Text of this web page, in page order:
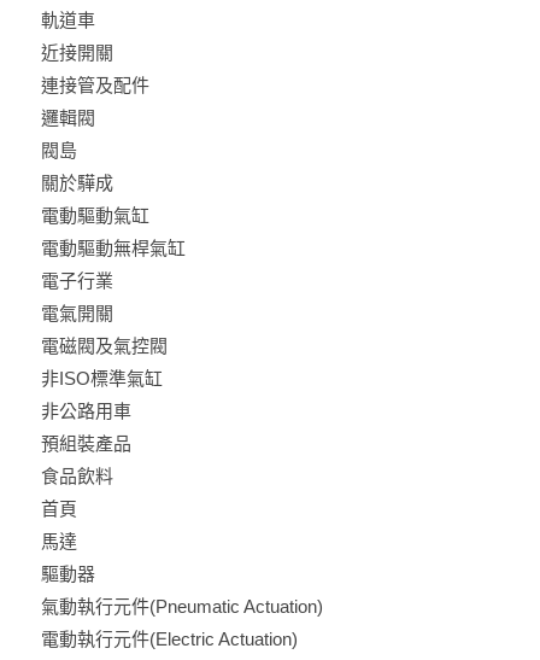
軌道車
近接開關
連接管及配件
邏輯閥
閥島
關於驊成
電動驅動氣缸
電動驅動無桿氣缸
電子行業
電氣開關
電磁閥及氣控閥
非ISO標準氣缸
非公路用車
預組裝產品
食品飲料
首頁
馬達
驅動器
氣動執行元件(Pneumatic Actuation)
電動執行元件(Electric Actuation)